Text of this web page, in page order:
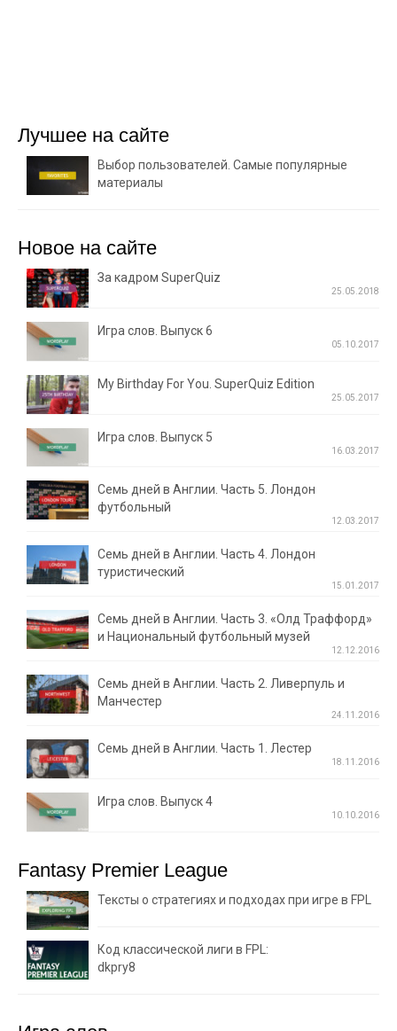
Лучшее на сайте
Выбор пользователей. Самые популярные
материалы
Новое на сайте
За кадром SuperQuiz
25.05.2018
Игра слов. Выпуск 6
05.10.2017
My Birthday For You. SuperQuiz Edition
25.05.2017
Игра слов. Выпуск 5
16.03.2017
Семь дней в Англии. Часть 5. Лондон
футбольный
12.03.2017
Семь дней в Англии. Часть 4. Лондон
туристический
15.01.2017
Семь дней в Англии. Часть 3. «Олд Траффорд»
и Национальный футбольный музей
12.12.2016
Семь дней в Англии. Часть 2. Ливерпуль и
Манчестер
24.11.2016
Семь дней в Англии. Часть 1. Лестер
18.11.2016
Игра слов. Выпуск 4
10.10.2016
Fantasy Premier League
Тексты о стратегиях и подходах при игре в FPL
Код классической лиги в FPL:
dkpry8